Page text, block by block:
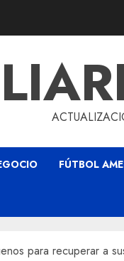
FÚTBOL
para recuperar a